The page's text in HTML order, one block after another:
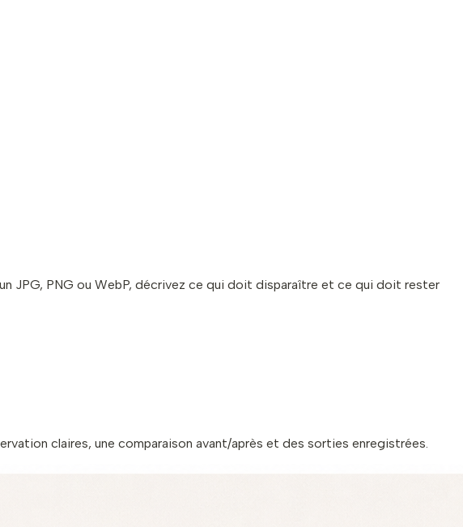
JPG, PNG ou WebP, décrivez ce qui doit disparaître et ce qui doit rester
claires, une comparaison avant/après et des sorties enregistrées.